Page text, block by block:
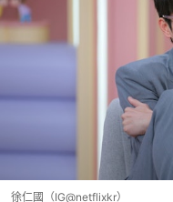
徐仁國（IG@netflixkr）